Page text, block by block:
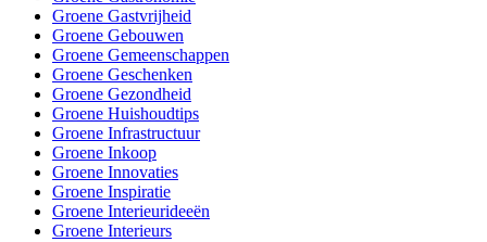
Groene Gastvrijheid
Groene Gebouwen
Groene Gemeenschappen
Groene Geschenken
Groene Gezondheid
Groene Huishoudtips
Groene Infrastructuur
Groene Inkoop
Groene Innovaties
Groene Inspiratie
Groene Interieurideeën
Groene Interieurs